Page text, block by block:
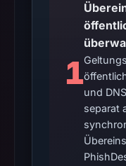
1
und
separat